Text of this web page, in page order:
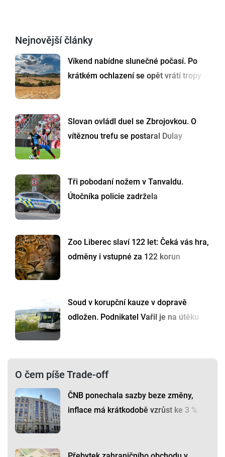
Nejnovější články
Víkend nabídne slunečné počasí. Po
krátkém ochlazení se opět vrátí tropy
Slovan ovládl duel se Zbrojovkou. O
vítěznou trefu se postaral Dulay
Tři pobodaní nožem v Tanvaldu.
Útočníka policie zadržela
Zoo Liberec slaví 122 let: Čeká vás hra,
odměny i vstupné za 122 korun
Soud v korupční kauze v dopravě
odložen. Podnikatel Vařil je na útěku
O čem píše Trade-off
ČNB ponechala sazby beze změny,
inflace má krátkodobě vzrůst ke 3 %